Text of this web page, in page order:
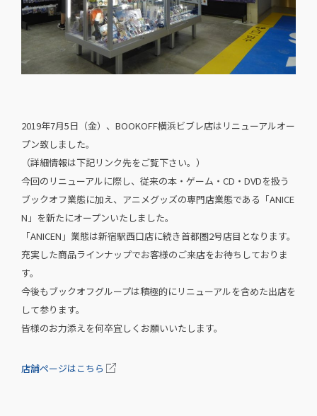
2019年7月5日（金）、BOOKOFF横浜ビブレ店はリニューアルオー
プン致しました。
（詳細情報は下記リンク先をご覧下さい。）
今回のリニューアルに際し、従来の本・ゲーム・CD・DVDを扱う
ブックオフ業態に加え、アニメグッズの専門店業態である「ANICE
N」を新たにオープンいたしました。
「ANICEN」業態は新宿駅西口店に続き首都圏2号店目となります。
充実した商品ラインナップでお客様のご来店をお待ちしておりま
す。
今後もブックオフグループは積極的にリニューアルを含めた出店を
して参ります。
皆様のお力添えを何卒宜しくお願いいたします。
店舗ページはこちら